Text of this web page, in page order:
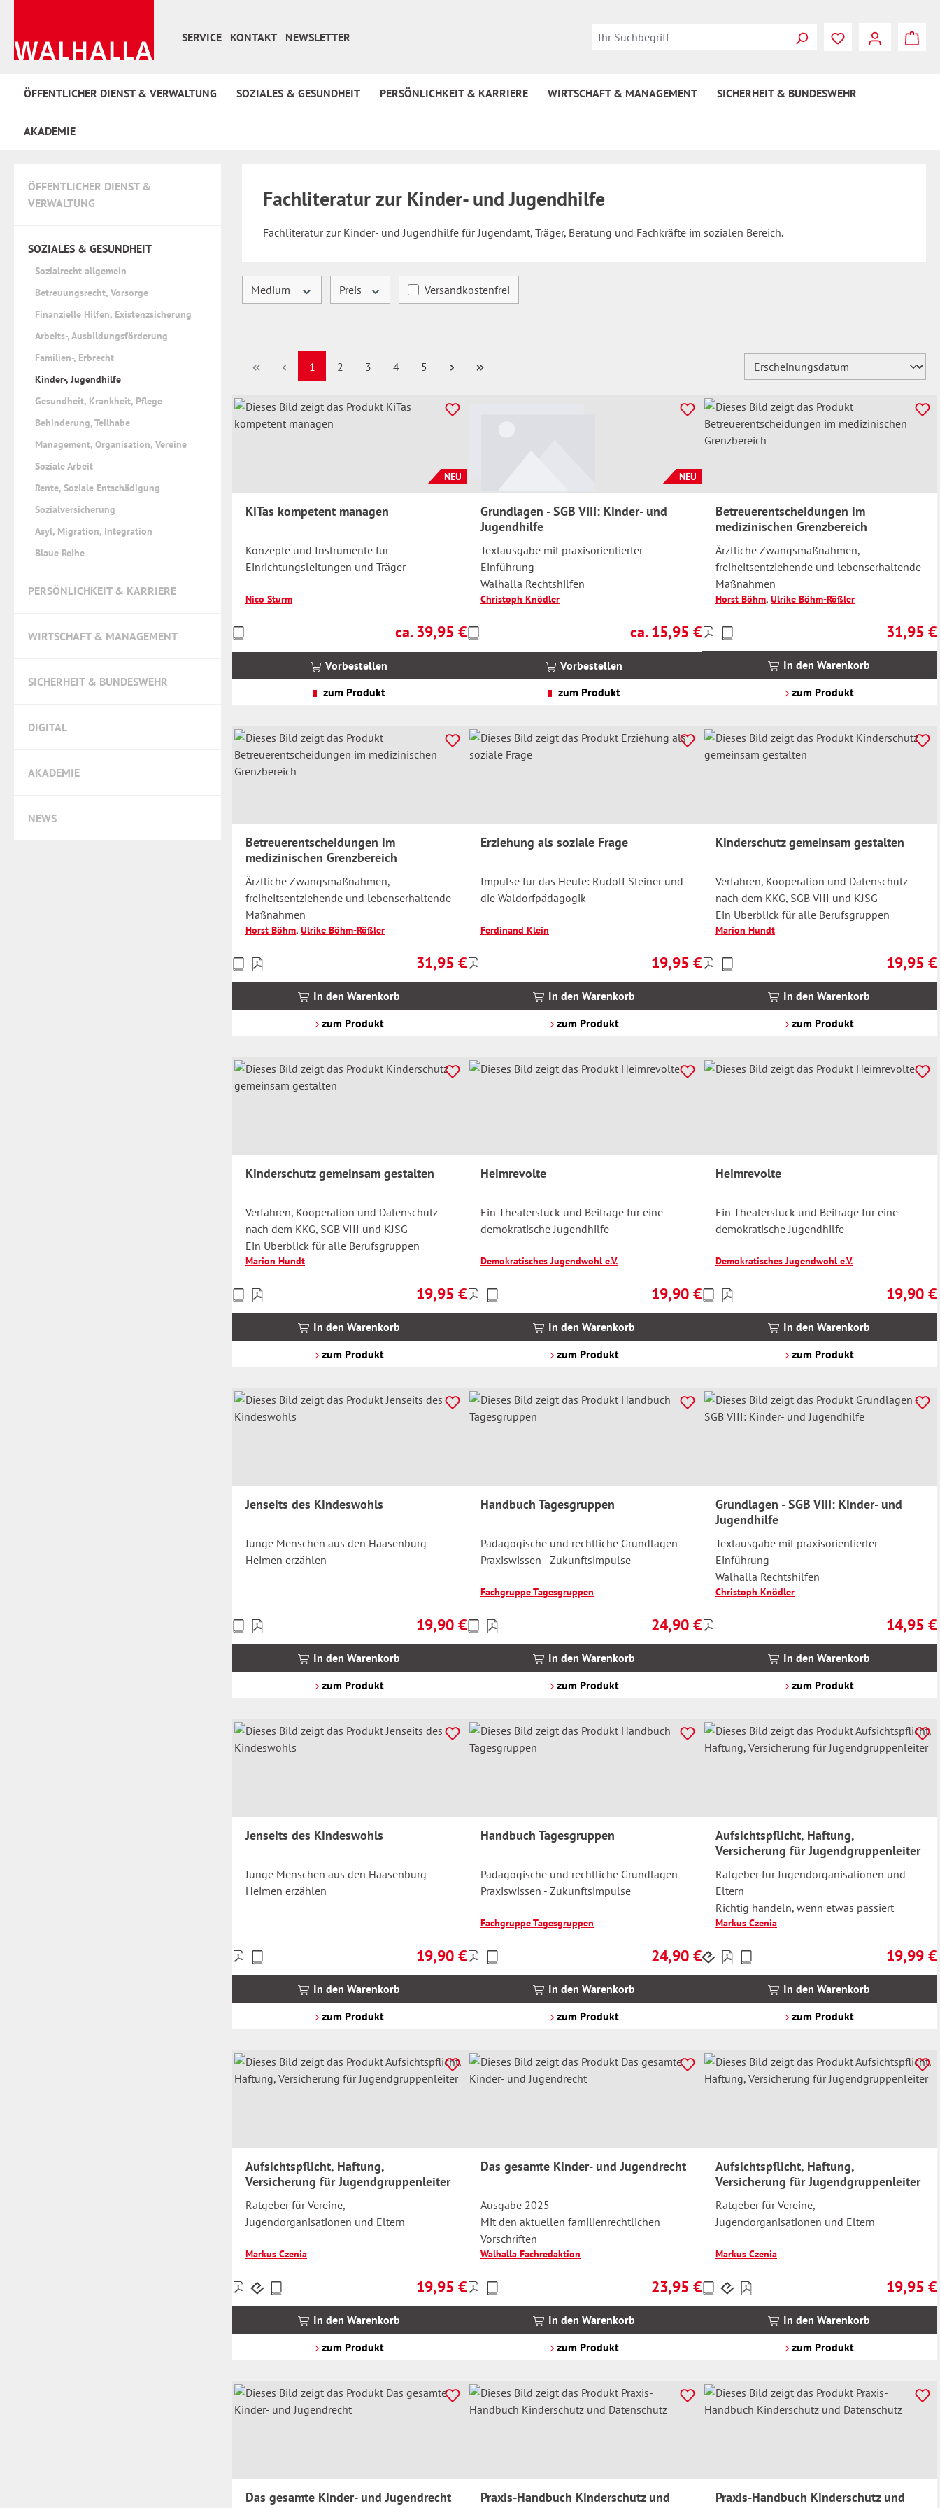
SERVICE
KONTAKT NEWSLETTER
ÖFFENTLICHER DIENST & VERWALTUNG SOZIALES & GESUNDHEIT PERSÖNLICHKEIT & KARRIERE WIRTSCHAFT & MANAGEMENT SICHERHEIT & BUNDESWEHR
AKADEMIE
ÖFFENTLICHER DIENST &
VERWALTUNG
SOZIALES & GESUNDHEIT
Sozialrecht allgemein
Betreuungsrecht, Vorsorge
Finanzielle Hilfen, Existenzsicherung
Arbeits-, Ausbildungsförderung
Familien-, Erbrecht
Kinder-, Jugendhilfe
Gesundheit, Krankheit, Pflege
Behinderung, Teilhabe
Management, Organisation, Vereine
Soziale Arbeit
Rente, Soziale Entschädigung
Sozialversicherung
Asyl, Migration, Integration
Blaue Reihe
PERSÖNLICHKEIT & KARRIERE
WIRTSCHAFT & MANAGEMENT
SICHERHEIT & BUNDESWEHR
DIGITAL
AKADEMIE
NEWS
Fachliteratur zur Kinder- und Jugendhilfe
Fachliteratur zur Kinder- und Jugendhilfe für Jugendamt, Träger, Beratung und Fachkräfte im sozialen Bereich.
Medium Preis Filter hinzufügen: Versandkostenfrei
Versandkostenfrei
Seite
1 Seite
2 Seite
3 Seite
4 Seite
5
NEU
KiTas kompetent managen
Konzepte und Instrumente für
Einrichtungsleitungen und Träger
Nico Sturm
Regulärer Preis:
ca. 39,95 €
Preise
inkl.
Vorbestellen
zum Produkt
NEU
Grundlagen - SGB VIII: Kinder- und
Jugendhilfe
Textausgabe mit praxisorientierter
Einführung
Walhalla Rechtshilfen
Christoph Knödler
Regulärer Preis:
ca. 15,95 €
Preise
inkl.
Vorbestellen
zum Produkt
Betreuerentscheidungen im
medizinischen Grenzbereich
Ärztliche Zwangsmaßnahmen,
freiheitsentziehende und lebenserhaltende
Maßnahmen
Horst Böhm, Ulrike Böhm-Rößler
31,95 €
Preise
inkl.
In den Warenkorb
zum Produkt
Betreuerentscheidungen im
medizinischen Grenzbereich
Ärztliche Zwangsmaßnahmen,
freiheitsentziehende und lebenserhaltende
Maßnahmen
Horst Böhm, Ulrike Böhm-Rößler
Regulärer Preis:
31,95 €
Preise
inkl.
In den Warenkorb
zum Produkt
Erziehung als soziale Frage
Impulse für das Heute: Rudolf Steiner und
die Waldorfpädagogik
Ferdinand Klein
Regulärer Preis:
19,95 €
Preise
inkl.
In den Warenkorb
zum Produkt
Kinderschutz gemeinsam gestalten
Verfahren, Kooperation und Datenschutz
nach dem KKG, SGB VIII und KJSG
Ein Überblick für alle Berufsgruppen
Marion Hundt
19,95 €
Preise
inkl.
In den Warenkorb
zum Produkt
Kinderschutz gemeinsam gestalten
Verfahren, Kooperation und Datenschutz
nach dem KKG, SGB VIII und KJSG
Ein Überblick für alle Berufsgruppen
Marion Hundt
Regulärer Preis:
19,95 €
Preise
inkl.
In den Warenkorb
zum Produkt
Heimrevolte
Ein Theaterstück und Beiträge für eine
demokratische Jugendhilfe
Demokratisches Jugendwohl e.V.
Regulärer Preis:
19,90 €
Preise
inkl.
In den Warenkorb
zum Produkt
Heimrevolte
Ein Theaterstück und Beiträge für eine
demokratische Jugendhilfe
Demokratisches Jugendwohl e.V.
19,90 €
Preise
inkl.
In den Warenkorb
zum Produkt
Jenseits des Kindeswohls
Junge Menschen aus den Haasenburg-
Heimen erzählen
Regulärer Preis:
19,90 €
Preise
inkl.
In den Warenkorb
zum Produkt
Handbuch Tagesgruppen
Pädagogische und rechtliche Grundlagen -
Praxiswissen - Zukunftsimpulse
Fachgruppe Tagesgruppen
Regulärer Preis:
24,90 €
Preise
inkl.
In den Warenkorb
zum Produkt
Grundlagen - SGB VIII: Kinder- und
Jugendhilfe
Textausgabe mit praxisorientierter
Einführung
Walhalla Rechtshilfen
Christoph Knödler
14,95 €
Preise
inkl.
In den Warenkorb
zum Produkt
Jenseits des Kindeswohls
Junge Menschen aus den Haasenburg-
Heimen erzählen
Regulärer Preis:
19,90 €
Preise
inkl.
In den Warenkorb
zum Produkt
Handbuch Tagesgruppen
Pädagogische und rechtliche Grundlagen -
Praxiswissen - Zukunftsimpulse
Fachgruppe Tagesgruppen
Regulärer Preis:
24,90 €
Preise
inkl.
In den Warenkorb
zum Produkt
Aufsichtspflicht, Haftung,
Versicherung für Jugendgruppenleiter
Ratgeber für Jugendorganisationen und
Eltern
Richtig handeln, wenn etwas passiert
Markus Czenia
19,99 €
Preise
In den Warenkorb
zum Produkt
Aufsichtspflicht, Haftung,
Versicherung für Jugendgruppenleiter
Ratgeber für Vereine,
Jugendorganisationen und Eltern
Markus Czenia
Regulärer Preis:
19,95 €
Preise
inkl.
In den Warenkorb
zum Produkt
Das gesamte Kinder- und Jugendrecht
Ausgabe 2025
Mit den aktuellen familienrechtlichen
Vorschriften
Walhalla Fachredaktion
Regulärer Preis:
23,95 €
Preise
inkl.
In den Warenkorb
zum Produkt
Aufsichtspflicht, Haftung,
Versicherung für Jugendgruppenleiter
Ratgeber für Vereine,
Jugendorganisationen und Eltern
Markus Czenia
19,95 €
Preise
inkl.
In den Warenkorb
zum Produkt
Das gesamte Kinder- und Jugendrecht
Praxis-Handbuch Kinderschutz und
Praxis-Handbuch Kinderschutz und